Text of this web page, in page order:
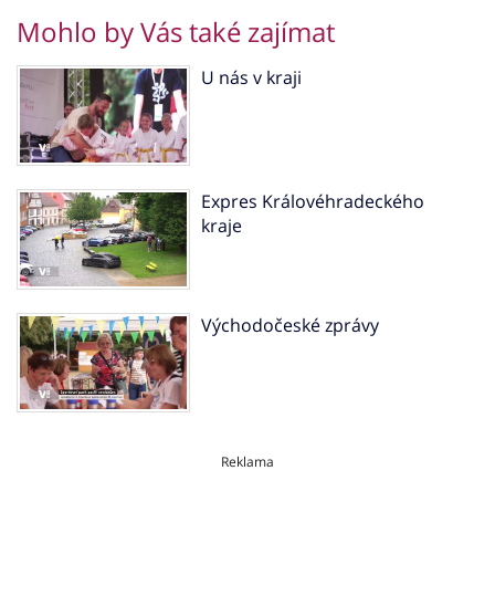
Mohlo by Vás také zajímat
U nás v kraji
Expres Královéhradeckého
kraje
Východočeské zprávy
Reklama